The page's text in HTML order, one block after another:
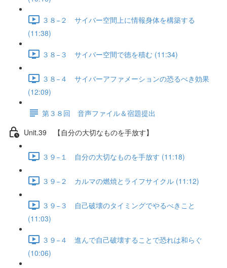
３８−２ サイバー空間上に情報身体を構築する
(11:38)
３８−３ サイバー空間で徳を積む (11:34)
３８−４ サイバーアファメーションの恐るべき効果
(12:09)
第３８回 音声ファイル＆宿題提出
Unit.39 【自分の大切なものを手放す】
３９−１ 自分の大切なものを手放す (11:18)
３９−２ カルマの燃焼とライフサイクル (11:12)
３９−３ 自己破壊のタイミングでやるべきこと
(11:03)
３９−４ 進んで自己破壊することで恐れは和らぐ
(10:06)